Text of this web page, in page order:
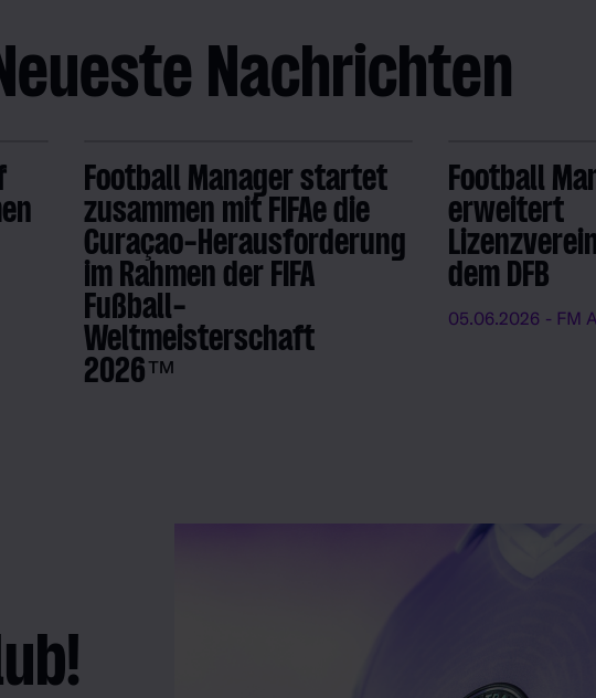
Nachrichten
Football Manager startet
zusammen mit FIFAe die
Curaçao-Herausforderung
im Rahmen der FIFA
Fußball-
Weltmeisterschaft
2026™
Football
erweitert
dem DFB
05.06.2026 - FM